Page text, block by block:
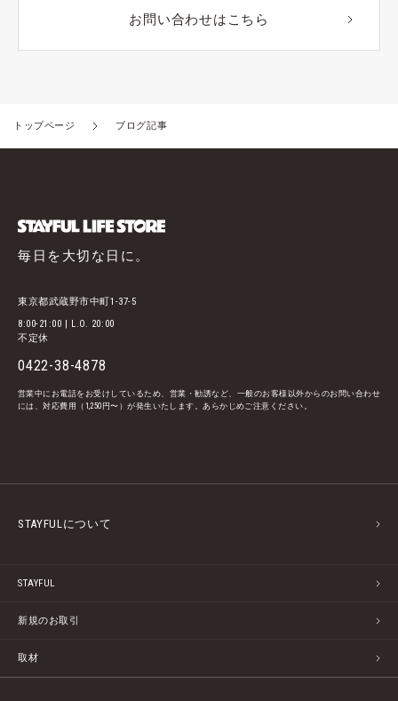
お問い合わせはこちら
トップページ ブログ記事
毎日を大切な日に。
東京都武蔵野市中町1-37-5
8:00-21:00 | L.O. 20:00
不定休
0422-38-4878
営業中にお電話をお受けしているため、営業・勧誘など、一般のお客様以外からのお問い合わせ
には、対応費用（1,250円〜）が発生いたします。あらかじめご注意ください。
STAYFULについて
STAYFUL
新規のお取引
取材